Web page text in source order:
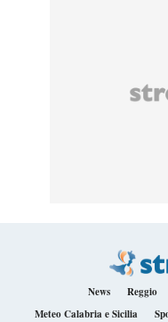
News Reggio
Meteo Calabria e Sicilia